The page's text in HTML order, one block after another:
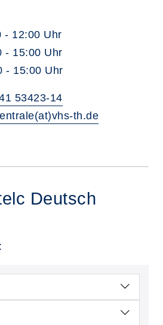
Uhr
15:00 Uhr
- 15:00 Uhr
53423-14
th.de
Deutsch